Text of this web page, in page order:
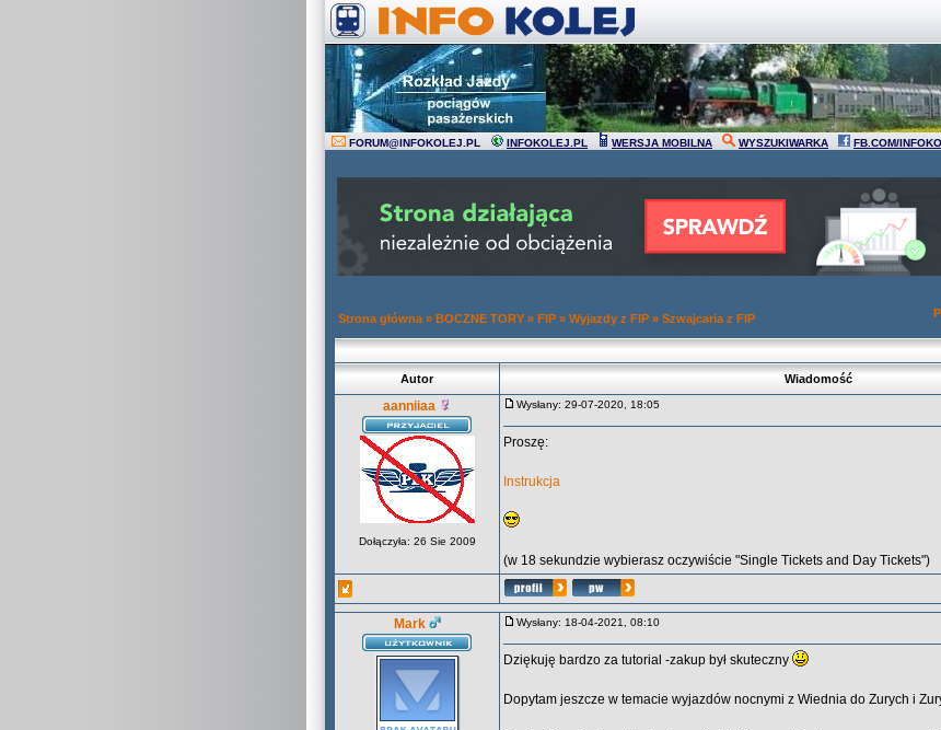
FORUM@INFOKOLEJ.PL INFOKOLEJ.PL WERSJA MOBILNA WYSZUKIWARKA FB.COM/
Strona główna » BOCZNE TORY » FIP » Wyjazdy z FIP » Szwajcaria z FIP
Autor Wiadomość
aanniiaa
Dołączyła: 26 Sie 2009
Wysłany: 29-07-2020, 18:05
Proszę:
Instrukcja
(w 18 sekundzie wybierasz oczywiście "Single Tickets and Day Tickets")
Mark Wysłany: 18-04-2021, 08:10
Dziękuję bardzo za tutorial -zakup był skuteczny
Dopytam jeszcze w temacie wyjazdów nocnymi z Wiednia do Zurych i